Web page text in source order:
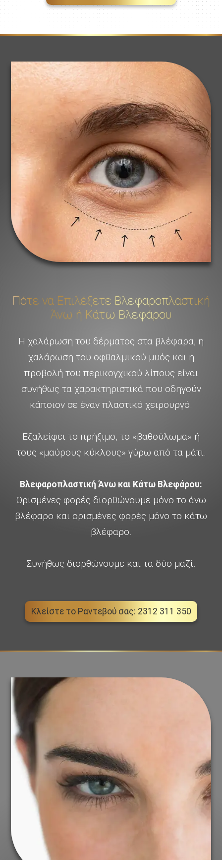
Πότε να Επιλέξετε Βλεφαροπλαστική
Άνω ή Κάτω Βλεφάρου
Η χαλάρωση του δέρματος στα βλέφαρα, η
χαλάρωση του οφθαλμικού μυός και η
προβολή του περικογχικού λίπους είναι
συνήθως τα χαρακτηριστικά που οδηγούν
κάποιον σε έναν πλαστικό χειρουργό.
Εξαλείφει το πρήξιμο, το «βαθούλωμα» ή
τους «μαύρους κύκλους» γύρω από τα μάτι.
Βλεφαροπλαστική Άνω και Κάτω Βλεφάρου:
Ορισμένες φορές διορθώνουμε μόνο το άνω
βλέφαρο και ορισμένες φορές μόνο το κάτω
βλέφαρο.
Συνήθως διορθώνουμε και τα δύο μαζί.
Κλείστε το Ραντεβού σας: 2312 311 350